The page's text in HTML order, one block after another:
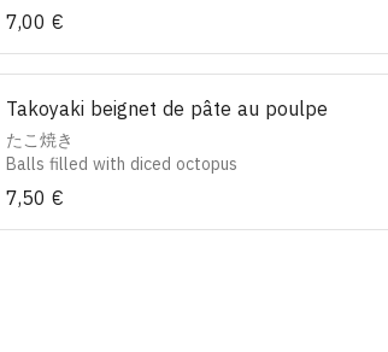
7,00 €
Takoyaki beignet de pâte au poulpe
たこ焼き
Balls filled with diced octopus
7,50 €